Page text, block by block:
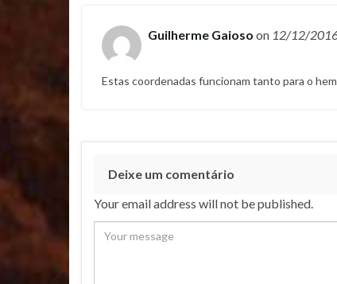
Guilherme Gaioso on 12/12/
Estas coordenadas funcionam tanto para o
Deixe um comentário
Your email address will not be published.